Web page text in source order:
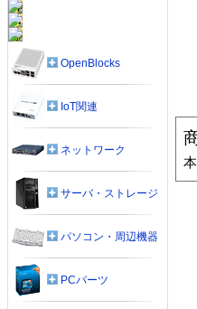
OpenBlocks
IoT関連
ネットワーク
サーバ・ストレージ
パソコン・周辺機器
PCパーツ